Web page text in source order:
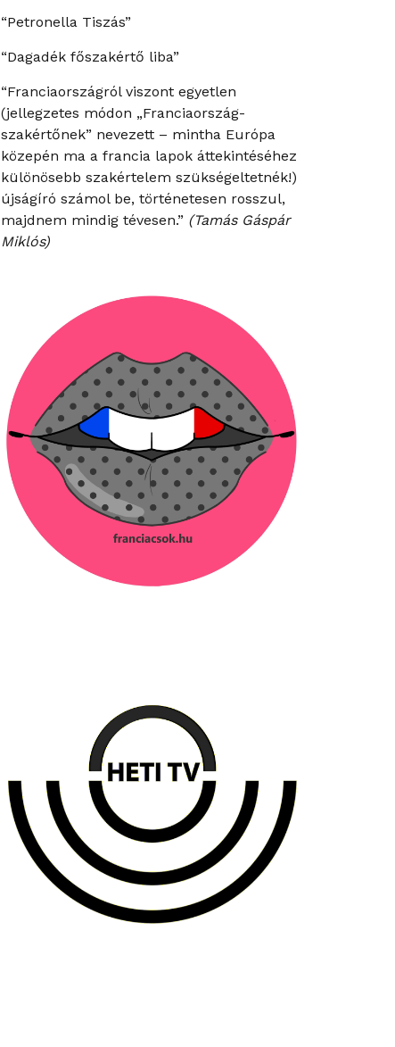
“Petronella Tiszás”
“Dagadék főszakértő liba”
“Franciaországról viszont egyetlen
(jellegzetes módon „Franciaország-
szakértőnek” nevezett – mintha Európa
közepén ma a francia lapok áttekintéséhez
különösebb szakértelem szükségeltetnék!)
újságíró számol be, történetesen rosszul,
majdnem mindig tévesen.” (Tamás Gáspár
Miklós)